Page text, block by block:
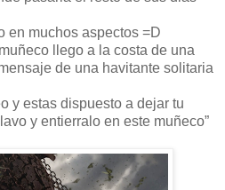
en muchos aspectos =D
llego a la costa de una
de una havitante solitaria
y estas dispuesto a dejar tu
y entierralo en este muñeco”